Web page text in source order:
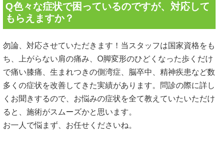
Q色々な症状で困っているのですが、対応して
もらえますか？
勿論、対応させていただきます！当スタッフは国家資格をも
ち、上がらない肩の痛み、O脚変形のひどくなった歩くだけ
で痛い膝痛、生まれつきの側湾症、脳卒中、精神疾患など数
多くの症状を改善してきた実績があります。問診の際に詳し
くお聞きするので、お悩みの症状を全て教えていたいただけ
ると、施術がスムーズかと思います。
お一人で悩まず、お任せくださいね。